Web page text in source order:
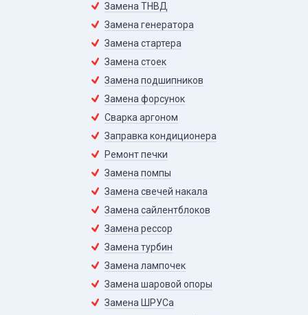
Замена ТНВД
Замена генератора
Замена стартера
Замена стоек
Замена подшипников
Замена форсунок
Сварка аргоном
Заправка кондиционера
Ремонт печки
Замена помпы
Замена свечей накала
Замена сайлентблоков
Замена рессор
Замена турбин
Замена лампочек
Замена шаровой опоры
Замена ШРУСа